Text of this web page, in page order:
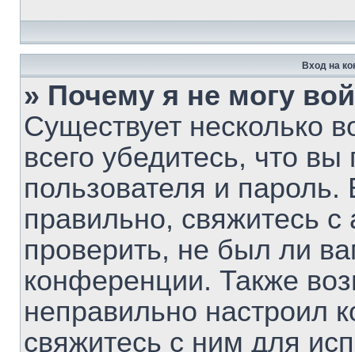
Вход на
» Почему я не могу
Существует несколько
всего убедитесь, что
пользователя и
правильно, свяжитесь
проверить, не был ли
конференции. Также
неправильно настроил
свяжитесь с ним для